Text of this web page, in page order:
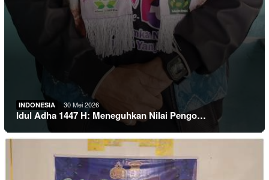
INDONESIA 30 Mei 2026
Idul Adha 1447 H: Meneguhkan Nilai Pengo…